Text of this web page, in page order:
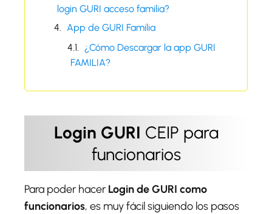
login GURI acceso familia?
App de GURI Familia
¿Cómo Descargar la app GURI
FAMILIA?
Login GURI CEIP para
funcionarios
Para poder hacer Login de GURI como
funcionarios, es muy fácil siguiendo los pasos